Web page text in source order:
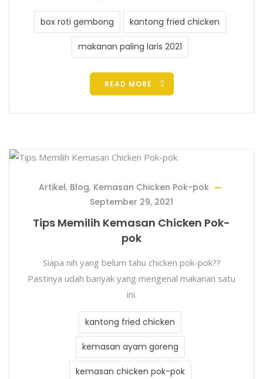
box roti gembong kantong fried chicken
makanan paling laris 2021
READ MORE
Artikel, Blog, Kemasan Chicken Pok-pok
September 29, 2021
Tips Memilih Kemasan Chicken Pok-
pok
Siapa nih yang belum tahu chicken pok-pok??
Pastinya udah banyak yang mengenal makanan satu
ini.
kantong fried chicken
kemasan ayam goreng
kemasan chicken pok-pok